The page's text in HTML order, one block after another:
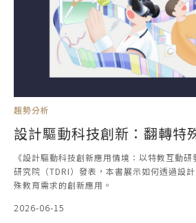
趨勢分析
設計驅動科技創新：翻轉特
《設計驅動科技創新應用情境：以特教互動
研究院（TDRI）發表，本書展示如何透過設
殊教育需求的創新應用。
2026-06-15